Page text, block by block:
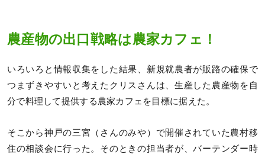
農産物の出口戦略は農家カフェ！
いろいろと情報収集をした結果、新規就農者が販路の確保で
つまずきやすいと考えたクリスさんは、生産した農産物を自
分で料理して提供する農家カフェを目標に据えた。
そこから神戸の三宮（さんのみや）で開催されていた農村移
住の相談会に行った。そのときの担当者が、バーテンダー時